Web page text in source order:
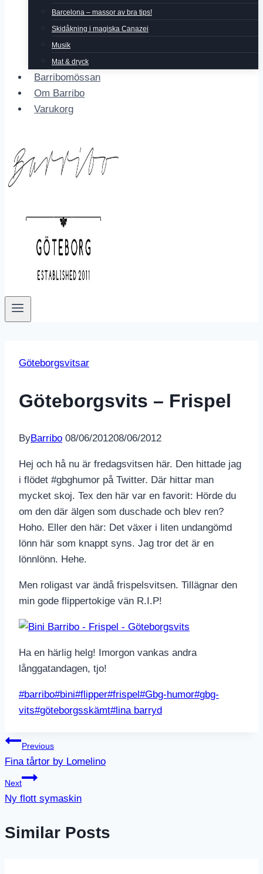
Barcelona – massor av bra tips!
Skidåkning i magiska Canazei
Musik
Mat & dryck
Barribomössan
Om Barribo
Varukorg
Göteborgsvitsar
Göteborgsvits – Frispel
ByBarribo 08/06/201208/06/2012
Hej och hå nu är fredagsvitsen här. Den hittade jag
i flödet #gbghumor på Twitter. Där hittar man
mycket skoj. Tex den här var en favorit: Hörde du
om den där älgen som duschade och blev ren?
Hoho. Eller den här: Det växer i liten undangömd
lönn här som knappt syns. Jag tror det är en
lönnlönn. Hehe.
Men roligast var ändå frispelsvitsen. Tillägnar den
min gode flippertokige vän R.I.P!
Ha en härlig helg! Imorgon vankas andra
långgatandagen, tjo!
Post
Tags:
#barribo#bini#flipper#frispel #Gbg-humor#gbg-
vits#göteborgsskämt#lina barryd
Inläggsnavigering
Previous
Fina tårtor by Lomelino
Next
Ny flott symaskin
Similar Posts